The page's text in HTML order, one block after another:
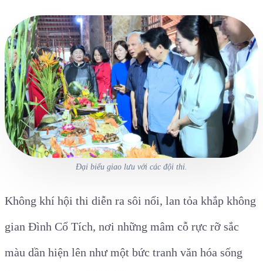
Đại biểu giao lưu với các đội thi.
Không khí hội thi diễn ra sôi nổi, lan tỏa khắp không
gian Đình Cổ Tích, nơi những mâm cỗ rực rỡ sắc
màu dần hiện lên như một bức tranh văn hóa sống